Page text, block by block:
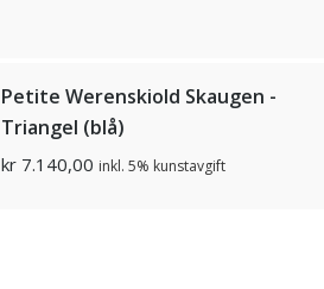
Petite Werenskiold Skaugen -
Triangel (blå)
kr7.140,00 inkl. 5% kunstavgift